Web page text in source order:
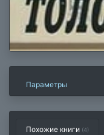
Параметры
Похожие книги (4)